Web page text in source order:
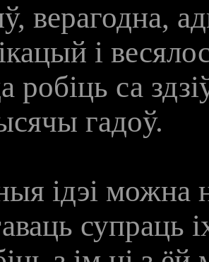
верагодна,
і
робіць са
гадоў.
ідэі
супраць